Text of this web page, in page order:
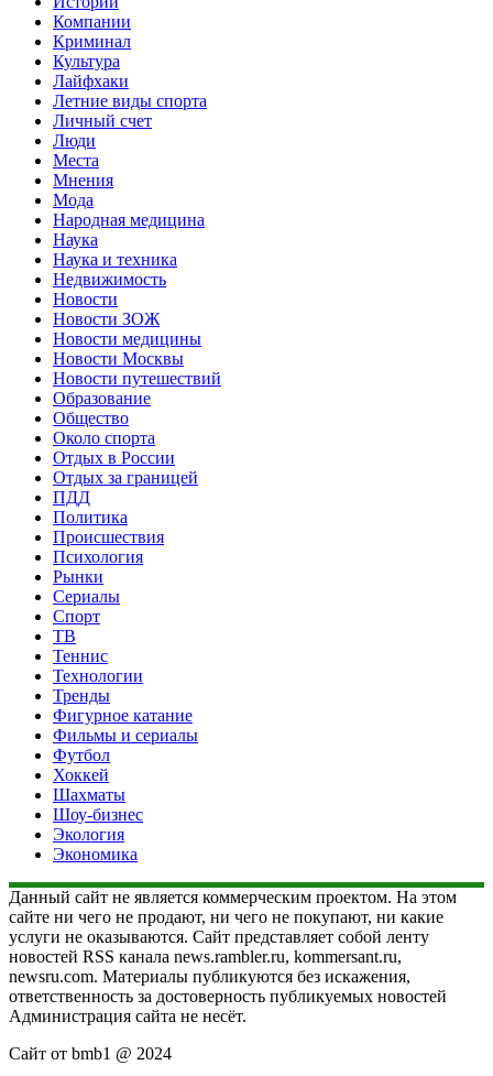
Компании
Криминал
Культура
Лайфхаки
Летние виды спорта
Личный счет
Люди
Места
Мнения
Мода
Народная медицина
Наука
Наука и техника
Недвижимость
Новости
Новости ЗОЖ
Новости медицины
Новости Москвы
Новости путешествий
Образование
Общество
Около спорта
Отдых в России
Отдых за границей
ПДД
Политика
Происшествия
Психология
Рынки
Сериалы
Спорт
ТВ
Теннис
Технологии
Тренды
Фигурное катание
Фильмы и сериалы
Футбол
Хоккей
Шахматы
Шоу-бизнес
Экология
Экономика
Данный сайт не является коммерческим проектом. На этом
сайте ни чего не продают, ни чего не покупают, ни какие
услуги не оказываются. Сайт представляет собой ленту
новостей RSS канала news.rambler.ru, kommersant.ru,
newsru.com. Материалы публикуются без искажения,
ответственность за достоверность публикуемых новостей
Администрация сайта не несёт.
Сайт от bmb1 @ 2024